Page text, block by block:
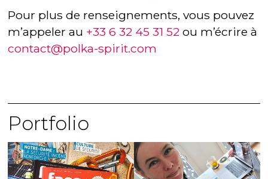
Pour plus de renseignements, vous pouvez
m’appeler au +33 6 32 45 31 52 ou m’écrire à
contact@polka-spirit.com
Portfolio